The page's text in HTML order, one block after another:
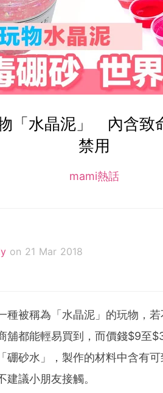
「水晶泥」 內含致
禁用
mami熱話
on 21 Mar 2018
種被稱為「水晶泥」的玩物，若
舖都能輕易買到，而價錢$9至
硼砂水」，製作的材料中含有
議小朋友接觸。